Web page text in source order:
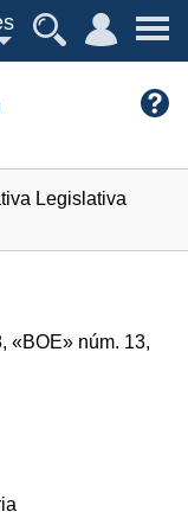
Legislativa
«BOE» núm. 13,